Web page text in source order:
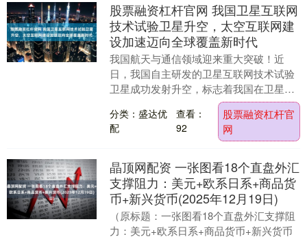
股票融资杠杆官网 我国卫星互联网
技术试验卫星升空，太空互联网建
设加速迈向全球覆盖新时代
我国航天与通信领域迎来重大突破！近
日，我国自主研发的卫星互联网技术试验
卫星成功发射升空，标志着我国在卫星互
联网建设方面迈出了具有里程碑意义的关
键一步，为全球互联....
分类：盛达优
配
查看：
92
股票融资杠杆官
网
晶顶网配资 一张图看18个直盘外汇
支撑阻力：美元+欧系日系+商品货
币+新兴货币(2025年12月19日)
（原标题：一张图看18个直盘外汇支撑阻
力：美元+欧系日系+商品货币+新兴货币